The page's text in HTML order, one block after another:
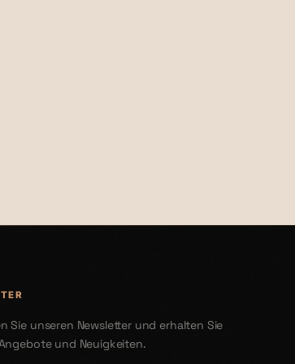
Sie unseren Newsletter und erhalten Sie
und Neuigkeiten.